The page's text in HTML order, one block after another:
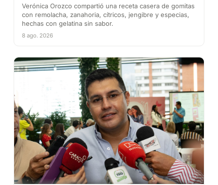
Verónica Orozco compartió una receta casera de gomitas
con remolacha, zanahoria, cítricos, jengibre y especias,
hechas con gelatina sin sabor.
8 ago. 2026